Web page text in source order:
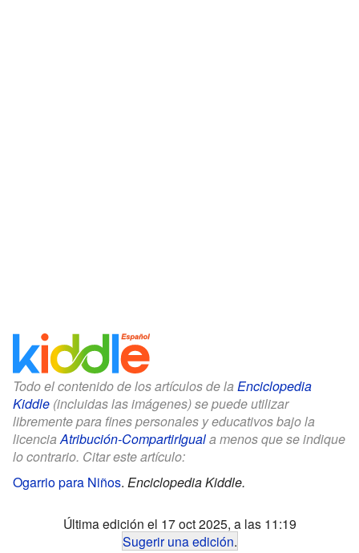
Todo el contenido de los artículos de la Enciclopedia
Kiddle (incluidas las imágenes) se puede utilizar
libremente para fines personales y educativos bajo la
licenciaAtribución-CompartirIguala menos que se indique
lo contrario. Citar este artículo:
Ogarrio para Niños. Enciclopedia Kiddle.
Última edición el 17 oct 2025, a las 11:19
Sugerir una edición.